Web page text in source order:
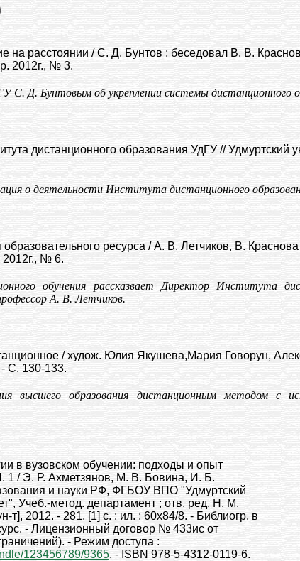
на расстоянии / С. Д. Бунтов ; беседовал В. В.
2012г., № 3.
С. Д. Бунтовым об укреплении системы дистанционного
дистанционного образования УдГУ // Удмуртский
о деятельности Института дистанционного
ресурса / А. В. Летчиков, В.
2012г., № 6.
обучения рассказвает Директор Института
А. В. Летчиков.
/ худож. Юлия Якушева,Мария Говорун,
С. 130-133.
высшего образования дистанционным методом с
в вузовском обучении: подходы и опыт
1 / Э. Р. Ахметзянов, М. В. Бовина, И. Б.
и науки РФ, ФГБОУ ВПО "Удмуртский
Учеб.-метод. департамент ; отв. ред. Н. М.
т], 2012. - 281, [1] с. : ил. ; 60х84/8. - Библиогр. в
- Лицензионный договор № 433ис от
- Режим доступа :
123456789/9365. - ISBN 978-5-4312-0119-6.